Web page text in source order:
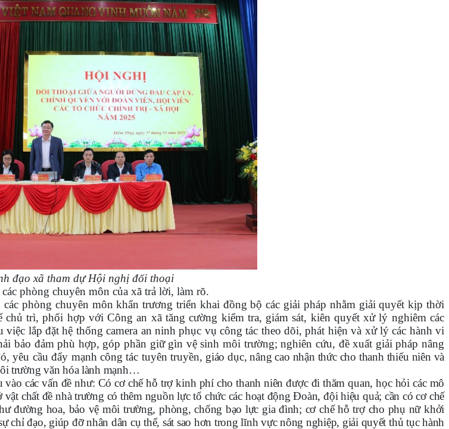
đạo xã tham dự Hội nghị đối thoại
phòng chuyên môn của xã trả lời, làm rõ.
phòng chuyên môn khẩn trương triển khai đồng bộ các giải pháp nhằm giải quyết kịp thời
trì, phối hợp với Công an xã tăng cường kiểm tra, giám sát, kiên quyết xử lý nghiêm các
lắp đặt hệ thống camera an ninh phục vụ công tác theo dõi, phát hiện và xử lý các hành vi
bảo đảm phù hợp, góp phần giữ gìn vệ sinh môi trường; nghiên cứu, đề xuất giải pháp nâng
yêu cầu đẩy mạnh công tác tuyên truyền, giáo dục, nâng cao nhận thức cho thanh thiếu niên và
trường văn hóa lành mạnh…
vào các vấn đề như: Có cơ chế hỗ trợ kinh phí cho thanh niên được đi thăm quan, học hỏi các mô
chất đề nhà trường có thêm nguồn lực tổ chức các hoạt động Đoàn, đội hiệu quả; cần có cơ chế
đường hoa, bảo vệ môi trường, phòng, chống bạo lực gia đình; cơ chế hỗ trợ cho phụ nữ khởi
đạo, giúp đỡ nhân dân cụ thể, sát sao hơn trong lĩnh vực nông nghiệp, giải quyết thủ tục hành